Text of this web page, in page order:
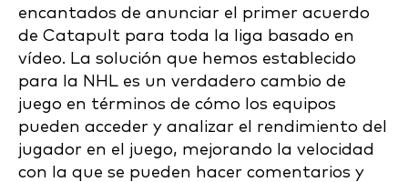
encantados de anunciar el primer acuerdo
de Catapult para toda la liga basado en
vídeo. La solución que hemos establecido
para la NHL es un verdadero cambio de
juego en términos de cómo los equipos
pueden acceder y analizar el rendimiento del
jugador en el juego, mejorando la velocidad
con la que se pueden hacer comentarios y